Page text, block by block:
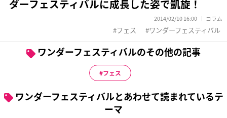
ダーフェスティバルに成長した姿で凱旋！
2014/02/10 16:00 コラム
フェス ワンダーフェスティバル
ワンダーフェスティバルのその他の記事
フェス
ワンダーフェスティバルとあわせて読まれているテ
ーマ